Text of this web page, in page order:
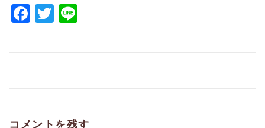
Facebook
Twitter
コメントを残す